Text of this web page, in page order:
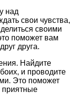
над
свои чувства,
своими
поможет вам
друга.
Найдите
и проводите
Это поможет
приятные